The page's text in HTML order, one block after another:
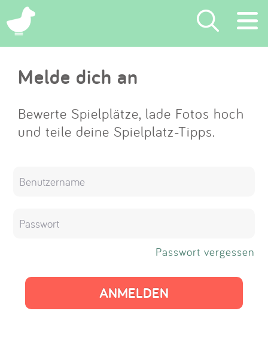
×
Suchen
Eintragen
App
Melde dich an
Bewerte Spielplätze, lade Fotos hoch
und teile deine Spielplatz-Tipps.
Passwort vergessen